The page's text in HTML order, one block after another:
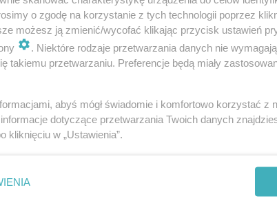
angielski rozszerzony. Rozprawka i artykuł
angielskiego na poziomie rozszerzonym trwa. W sieci
informacje o możliwych tematach wypracowań. Według
o zgodę na korzystanie z tych technologii poprzez
możesz ją zmienić/wycofać klikając przycisk ustawień
. Niektóre rodzaje przetwarzania danych nie
takiemu przetwarzaniu. Preferencje będą miały
abyś mógł świadomie i komfortowo korzystać z
dotyczące przetwarzania Twoich danych
kliknięciu w „Ustawienia”.